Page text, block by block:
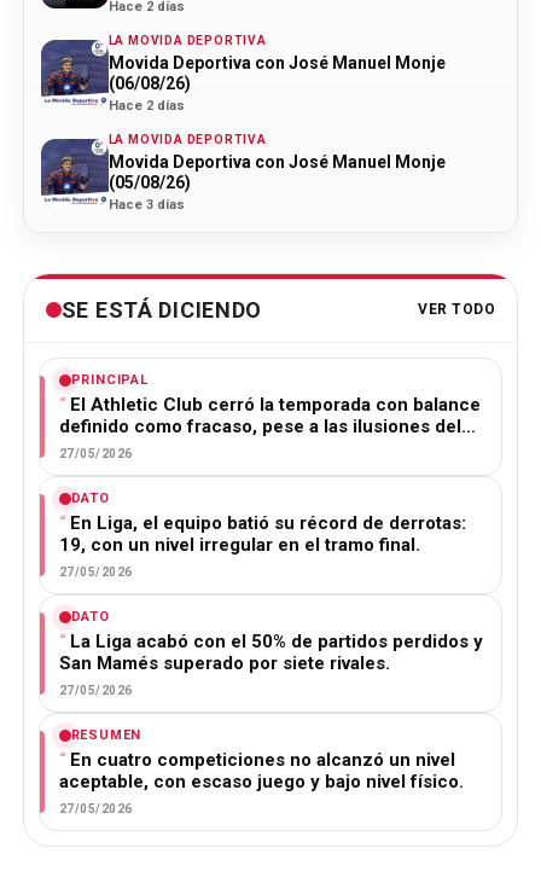
Hace 2 días
LA MOVIDA DEPORTIVA
Movida Deportiva con José Manuel Monje
(06/08/26)
Hace 2 días
LA MOVIDA DEPORTIVA
Movida Deportiva con José Manuel Monje
(05/08/26)
Hace 3 días
SE ESTÁ DICIENDO VER TODO
PRINCIPAL
El Athletic Club cerró la temporada con balance
definido como fracaso, pese a las ilusiones del…
27/05/2026
DATO
En Liga, el equipo batió su récord de derrotas:
19, con un nivel irregular en el tramo final.
27/05/2026
DATO
La Liga acabó con el 50% de partidos perdidos y
San Mamés superado por siete rivales.
27/05/2026
RESUMEN
En cuatro competiciones no alcanzó un nivel
aceptable, con escaso juego y bajo nivel físico.
27/05/2026